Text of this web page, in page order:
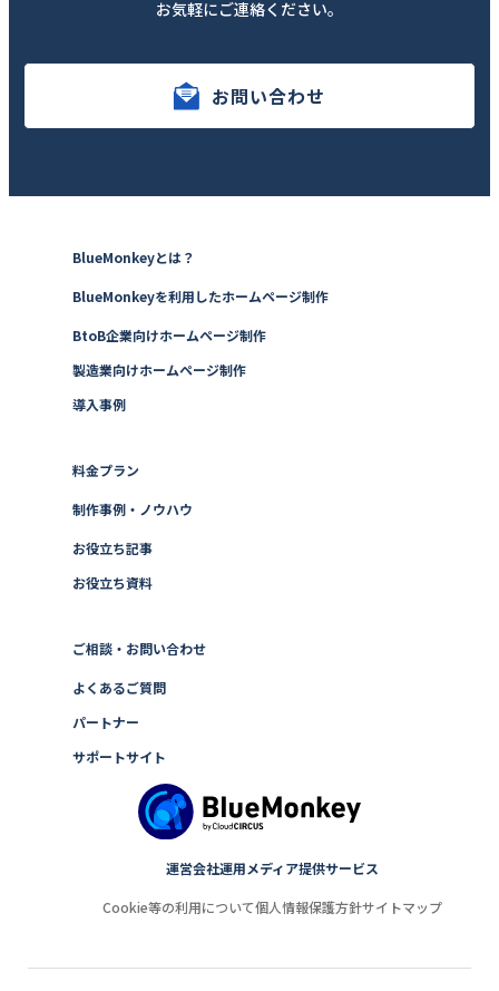
お気軽にご連絡ください。
お問い合わせ
運営会社運用メディア提供サービス
Cookie等の利用について個人情報保護方針サイトマップ
BlueMonkeyとは？
BlueMonkeyを利用したホームページ制作
BtoB企業向けホームページ制作
製造業向けホームページ制作
導入事例
料金プラン
制作事例・ノウハウ
お役立ち記事
お役立ち資料
ご相談・お問い合わせ
よくあるご質問
パートナー
サポートサイト